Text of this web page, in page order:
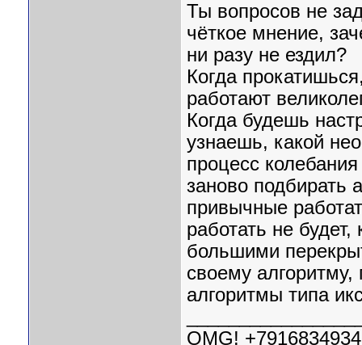
Ты вопросов не
чёткое мнение,
ни разу не ездил?
Когда
работают
Когда будешь
узнаешь, какой
процесс
заново подбирать
привычные
работать не
большими
своему
алгоритмы типа
OMG!